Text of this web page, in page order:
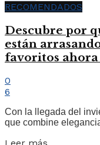
RECOMENDADOS
Descubre por
están
favoritos
0
6
Con la llegada del
que combine